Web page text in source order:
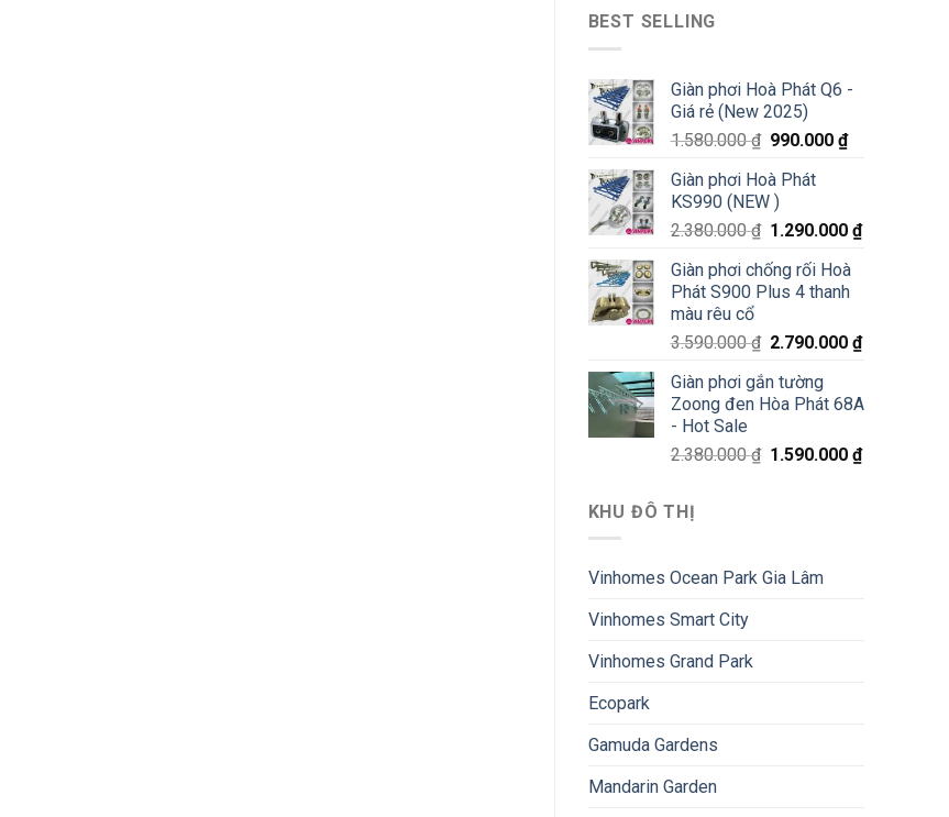
BEST SELLING
Giàn phơi Hoà Phát Q6 -
Giá rẻ (New 2025)
1.580.000₫ 990.000₫
Giàn phơi Hoà Phát
KS990 (NEW )
2.380.000₫ 1.290.000₫
Giàn phơi chống rối Hoà
Phát S900 Plus 4 thanh
màu rêu cổ
3.590.000₫ 2.790.000₫
Giàn phơi gắn tường
Zoong đen Hòa Phát 68A
- Hot Sale
2.380.000₫ 1.590.000₫
KHU ĐÔ THỊ
Vinhomes Ocean Park Gia Lâm
Vinhomes Smart City
Vinhomes Grand Park
Ecopark
Gamuda Gardens
Mandarin Garden